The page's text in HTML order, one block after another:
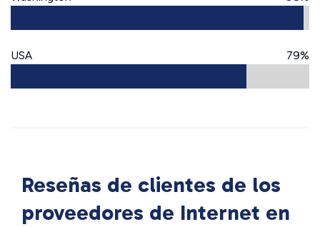
USA 79%
Reseñas de clientes de los
proveedores de Internet en